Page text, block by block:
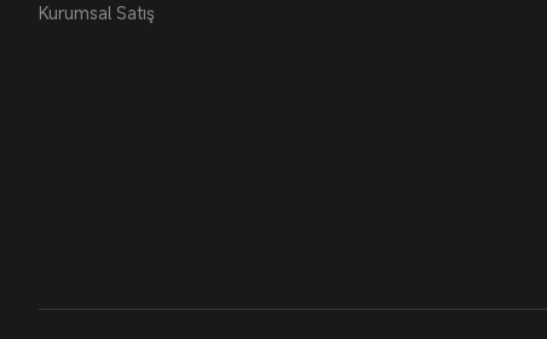
Kurumsal Satış